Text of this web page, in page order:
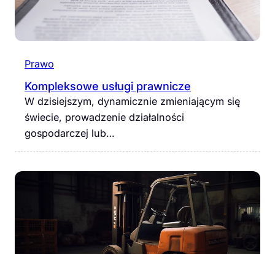
Prawo
Kompleksowe usługi prawnicze
W dzisiejszym, dynamicznie zmieniającym się
świecie, prowadzenie działalności
gospodarczej lub…